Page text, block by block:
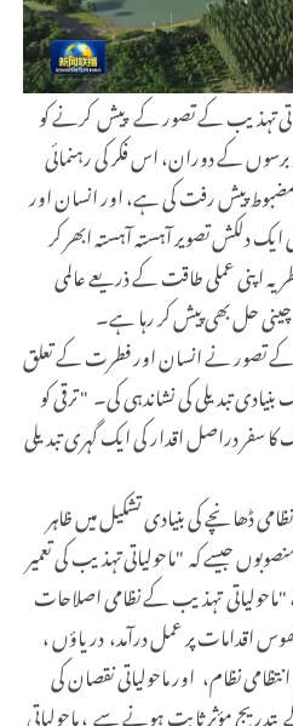
تہذیب کے تصور کے پیش کرنے کو
کے دوران، اس فکر کی رہنمائی
پیش رفت کی ہے، اور انسان اور
دلکش تصویر آہستہ آہستہ ابھر کر
اپنی عملی طاقت کے ذریعے عالمی
چینی حل بھی پیش کر رہا ہے۔
تصور نے انسان اور فطرت کے تعلق
تبدیلی کی نشاندہی کی۔ " ترقی کو
سفر دراصل اقدار کی ایک گہری تبدیلی
ڈھانچے کی بنیادی تشکیل میں ظاہر
جیسے کہ "ماحولیاتی تہذیب کی تعمیر
تہذیب کے نظامی اصلاحات
اقدامات پر عمل درآمد، دریاؤں ،
نظام، اور ماحولیاتی نقصان کی
مؤثر ثابت ہونے سے ، ماحولیاتی